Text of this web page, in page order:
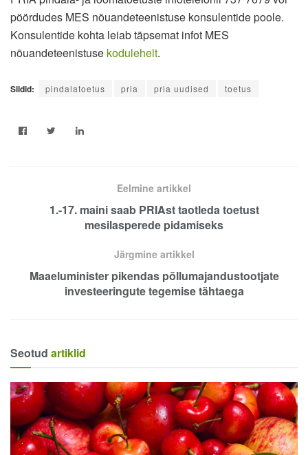
pöördudes MES nõuandeteenistuse konsulentide poole.
Konsulentide kohta leiab täpsemat infot MES
nõuandeteenistuse kodulehelt.
Sildid: pindalatoetus pria pria uudised toetus
Eelmine artikkel
1.-17. maini saab PRIAst taotleda toetust
mesilasperede pidamiseks
Järgmine artikkel
Maaeluminister pikendas põllumajandustootjate
investeeringute tegemise tähtaega
Seotud artiklid